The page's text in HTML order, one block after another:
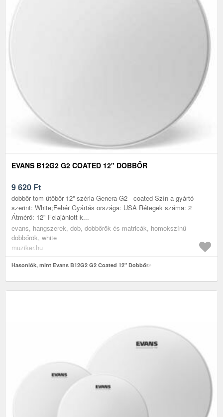
EVANS B12G2 G2 COATED 12" DOBBŐR
9 620 Ft
dobbőr tom ütőbőr 12'' széria Genera G2 - coated Szín a gyártó
szerint: White;Fehér Gyártás országa: USA Rétegek száma: 2
Átmérő: 12" Felajánlott k...
evans, hangszerek, dob, dobbőrök és matricák, homokszínű
dobbőrök, white
muziker.hu
Hasonlók, mint Evans B12G2 G2 Coated 12" Dobbőr